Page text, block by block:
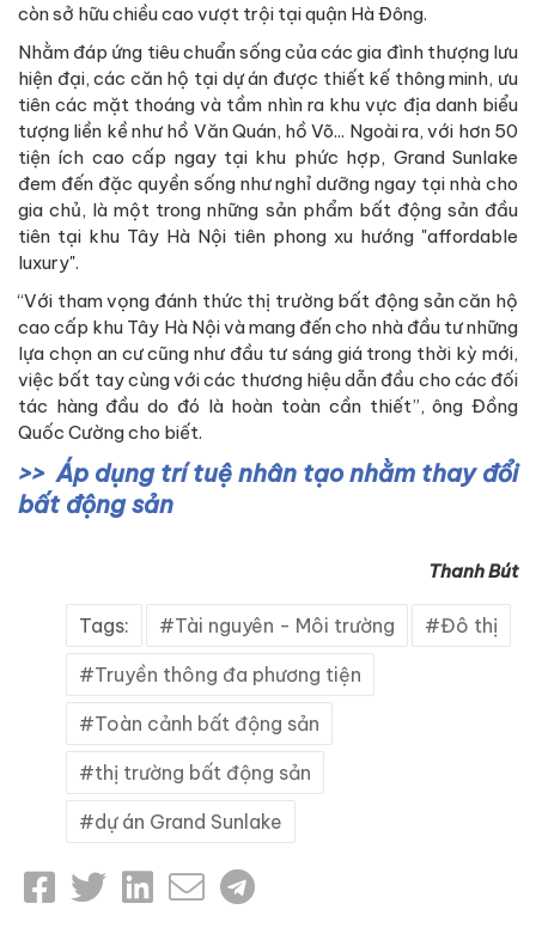
còn sở hữu chiều cao vượt trội tại quận Hà Đông.
Nhằm đáp ứng tiêu chuẩn sống của các gia đình thượng lưu
hiện đại, các căn hộ tại dự án được thiết kế thông minh, ưu
tiên các mặt thoáng và tầm nhìn ra khu vực địa danh biểu
tượng liền kề như hồ Văn Quán, hồ Võ... Ngoài ra, với hơn 50
tiện ích cao cấp ngay tại khu phức hợp, Grand Sunlake
đem đến đặc quyền sống như nghỉ dưỡng ngay tại nhà cho
gia chủ, là một trong những sản phẩm bất động sản đầu
tiên tại khu Tây Hà Nội tiên phong xu hướng "affordable
luxury".
“Với tham vọng đánh thức thị trường bất động sản căn hộ
cao cấp khu Tây Hà Nội và mang đến cho nhà đầu tư những
lựa chọn an cư cũng như đầu tư sáng giá trong thời kỳ mới,
việc bất tay cùng với các thương hiệu dẫn đầu cho các đối
tác hàng đầu do đó là hoàn toàn cần thiết”, ông Đồng
Quốc Cường cho biết.
Áp dụng trí tuệ nhân tạo nhằm thay đổi
bất động sản
Thanh Bút
Tags: Tài nguyên - Môi trường Đô thị
Truyền thông đa phương tiện
Toàn cảnh bất động sản
thị trường bất động sản
dự án Grand Sunlake